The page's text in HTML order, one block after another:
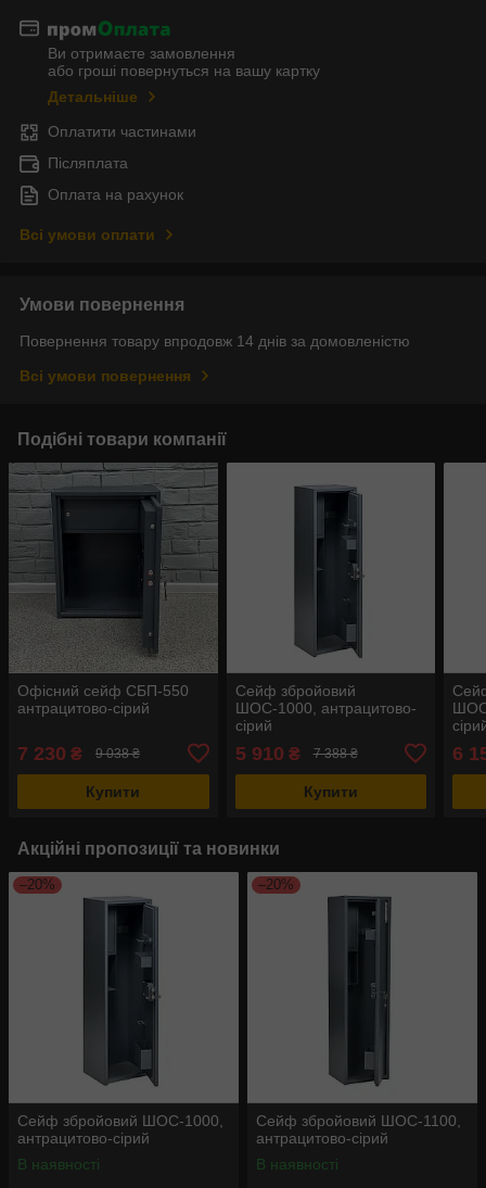
Ви отримаєте замовлення
або гроші повернуться на вашу картку
Детальніше
Оплатити частинами
Післяплата
Оплата на рахунок
Всі умови оплати
Умови повернення
Повернення товару впродовж 14 днів за домовленістю
Всі умови повернення
Подібні товари компанії
Офісний сейф CБП-550
антрацитово-сірий
7 230 ₴ 9 038 ₴
Купити
Сейф збройовий
ШОС-1000, антрацитово-
сірий
5 910 ₴ 7 388 ₴
Купити
6
Акційні пропозиції та новинки
–20%
Сейф збройовий ШОС-1000,
антрацитово-сірий
В наявності
–20%
Сейф збройовий ШОС-1100,
антрацитово-сірий
В наявності